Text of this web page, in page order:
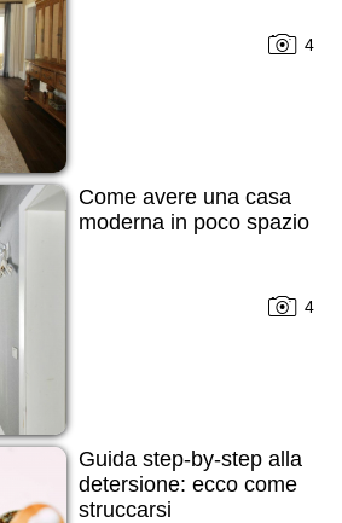
4
Come avere una casa
moderna in poco spazio
4
Guida step-by-step alla
detersione: ecco come
struccarsi